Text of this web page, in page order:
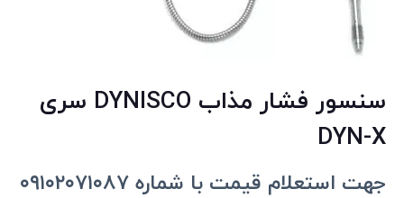
سنسور فشار مذاب DYNISCO سری
DYN-X
جهت استعلام قیمت با شماره ۰۹۱۰۲۰۷۱۰۸۷